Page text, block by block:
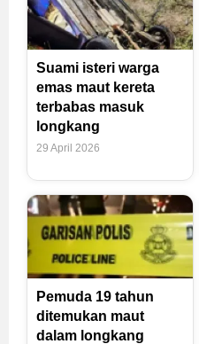
Suami isteri warga
emas maut kereta
terbabas masuk
longkang
29 April 2026
Pemuda 19 tahun
ditemukan maut
dalam longkang